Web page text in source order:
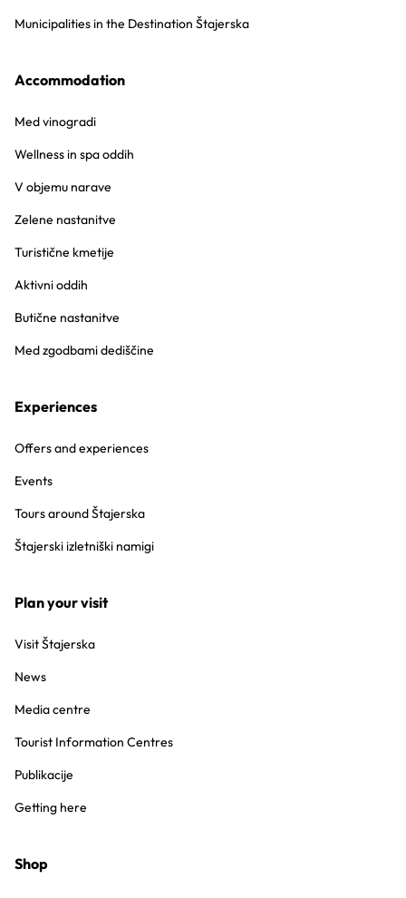
Municipalities in the Destination Štajerska
Accommodation
Med vinogradi
Wellness in spa oddih
V objemu narave
Zelene nastanitve
Turistične kmetije
Aktivni oddih
Butične nastanitve
Med zgodbami dediščine
Experiences
Offers and experiences
Events
Tours around Štajerska
Štajerski izletniški namigi
Plan your visit
Visit Štajerska
News
Media centre
Tourist Information Centres
Publikacije
Getting here
Shop